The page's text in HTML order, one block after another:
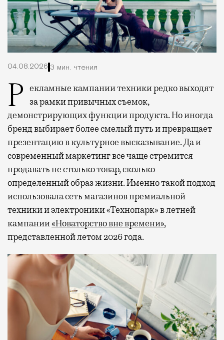
04.08.2026 3 мин. чтения
Рекламные кампании техники редко выходят
за рамки привычных съемок,
демонстрирующих функции продукта. Но иногда
бренд выбирает более смелый путь и превращает
презентацию в культурное высказывание. Да и
современный маркетинг все чаще стремится
продавать не столько товар, сколько
определенный образ жизни. Именно такой подход
использовала сеть магазинов премиальной
техники и электроники «Технопарк» в летней
кампании«Новаторство вне времени»,
представленной летом 2026 года.